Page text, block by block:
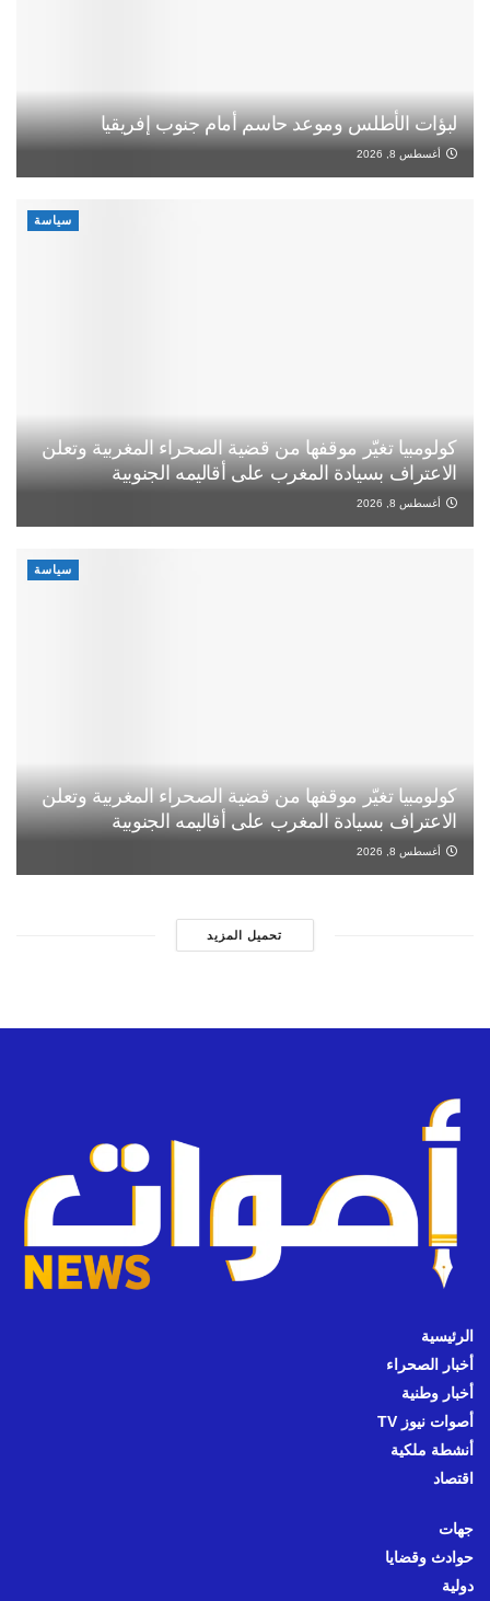
لبؤات الأطلس وموعد حاسم أمام جنوب إفريقيا
أغسطس 8, 2026
سياسة
كولومبيا تغيّر موقفها من قضية الصحراء المغربية وتعلن
الاعتراف بسيادة المغرب على أقاليمه الجنوبية
أغسطس 8, 2026
سياسة
كولومبيا تغيّر موقفها من قضية الصحراء المغربية وتعلن
الاعتراف بسيادة المغرب على أقاليمه الجنوبية
أغسطس 8, 2026
تحميل المزيد
الرئيسية
أخبار الصحراء
أخبار وطنية
أصوات نيوز TV
أنشطة ملكية
اقتصاد
جهات
حوادث وقضايا
دولية